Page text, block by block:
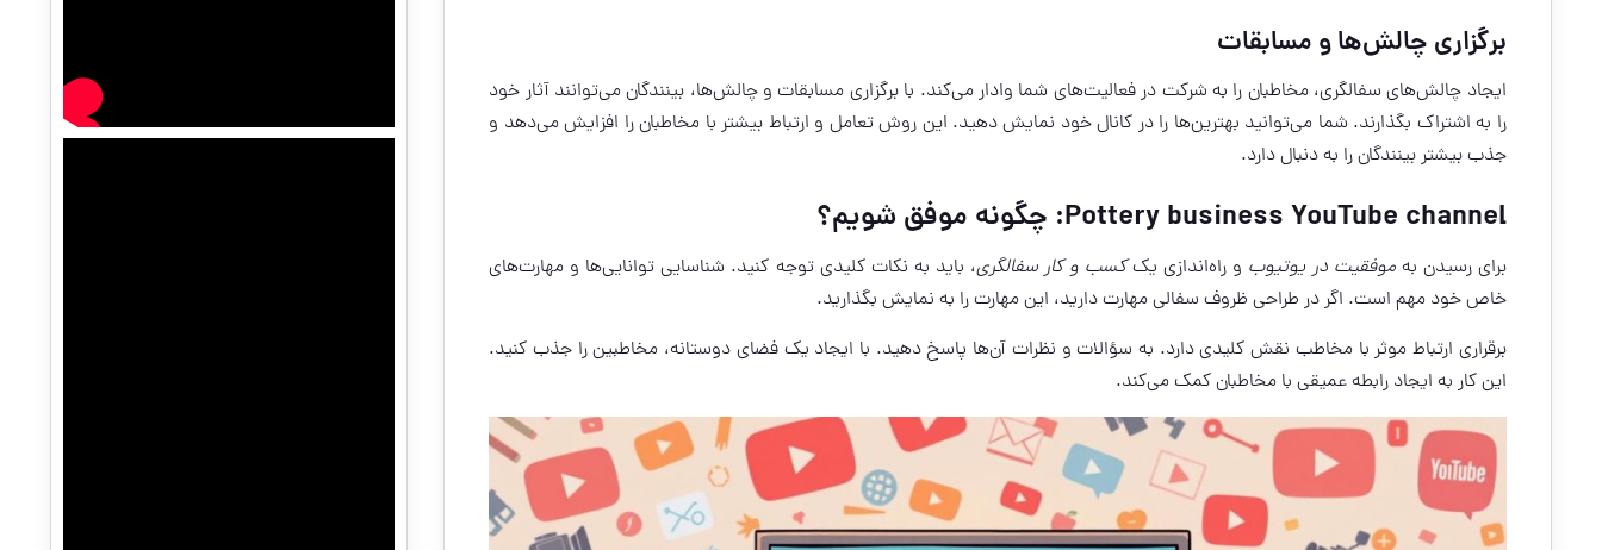
برگزاری چالش‌ها و مسابقات
ایجاد چالش‌های سفالگری، مخاطبان را به شرکت در فعالیت‌های شما وادار می‌کند. با برگزاری مسابقات و چالش‌ها، بینندگان می‌توانند آثار خود
را به اشتراک بگذارند. شما می‌توانید بهترین‌ها را در کانال خود نمایش دهید. این روش تعامل و ارتباط بیشتر با مخاطبان را افزایش می‌دهد و
جذب بیشتر بینندگان را به دنبال دارد.
Pottery business YouTube channel: چگونه موفق شویم؟
برای رسیدن بهموفقیت در یوتیوب و راه‌اندازی یککسب و کار سفالگری، باید به نکات کلیدی توجه کنید. شناسایی توانایی‌ها و مهارت‌های
خاص خود مهم است. اگر در طراحی ظروف سفالی مهارت دارید، این مهارت را به نمایش بگذارید.
برقراری ارتباط موثر با مخاطب نقش کلیدی دارد. به سؤالات و نظرات آن‌ها پاسخ دهید. با ایجاد یک فضای دوستانه، مخاطبین را جذب کنید.
این کار به ایجاد رابطه عمیقی با مخاطبان کمک می‌کند.